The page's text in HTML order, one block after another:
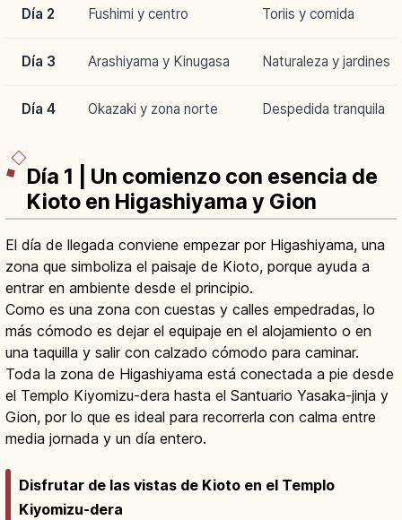
Día 2 Fushimi y centro Toriis y comida
Día 3 Arashiyama y Kinugasa Naturaleza y jardines
Día 4 Okazaki y zona norte Despedida tranquila
Día 1 | Un comienzo con esencia de
Kioto en Higashiyama y Gion
El día de llegada conviene empezar por Higashiyama, una
zona que simboliza el paisaje de Kioto, porque ayuda a
entrar en ambiente desde el principio.
Como es una zona con cuestas y calles empedradas, lo
más cómodo es dejar el equipaje en el alojamiento o en
una taquilla y salir con calzado cómodo para caminar.
Toda la zona de Higashiyama está conectada a pie desde
el Templo Kiyomizu-dera hasta el Santuario Yasaka-jinja y
Gion, por lo que es ideal para recorrerla con calma entre
media jornada y un día entero.
Disfrutar de las vistas de Kioto en el Templo
Kiyomizu-dera